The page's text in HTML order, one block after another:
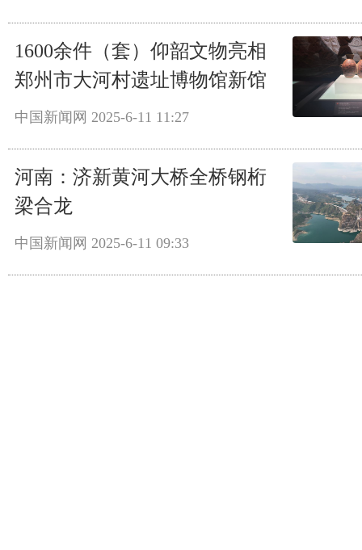
1600余件（套）仰韶文物亮相
郑州市大河村遗址博物馆新馆
中国新闻网 2025-6-11 11:27
河南：济新黄河大桥全桥钢桁
梁合龙
中国新闻网 2025-6-11 09:33